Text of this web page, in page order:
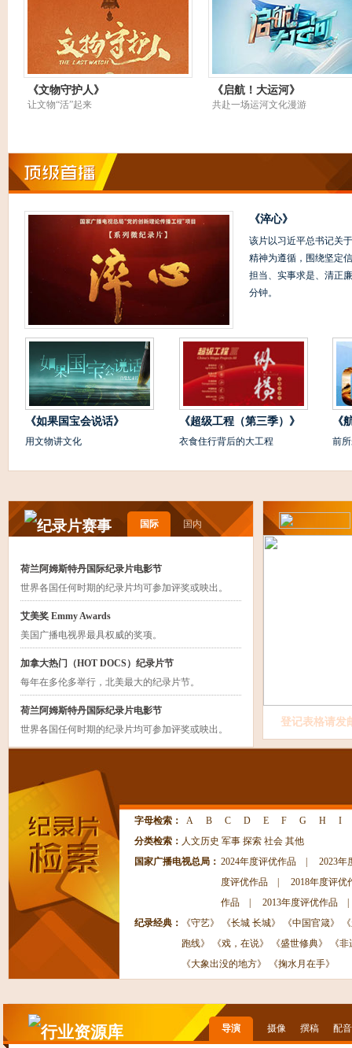
《文物守护人》
让文物“活”起来
《启航！大运河》
共赴一场运河文化漫游
《淬心》
该片以习近平总书记关
精神为遵循，围绕坚定
担当、实事求是、清正
分钟。
《如果国宝会说话》
用文物讲文化
《超级工程（第三季）》
衣食住行背后的大工程
《
前
国际 国内
荷兰阿姆斯特丹国际纪录片电影节
世界各国任何时期的纪录片均可参加评奖或映出。
艾美奖 Emmy Awards
美国广播电视界最具权威的奖项。
加拿大热门（HOT DOCS）纪录片节
每年在多伦多举行，北美最大的纪录片节。
荷兰阿姆斯特丹国际纪录片电影节
世界各国任何时期的纪录片均可参加评奖或映出。
登记表格请发
字母检索： A B C D E F G H
I
分类检索： 人文历史 军事 探索 社会 其他
国家广播电视总局： 2024年度评优作品
2023年
度评优作品
2018年度评优
作品
2013年度评优作品
纪录经典：
《守艺》 《长城 长城》 《中国官箴》
跑线》
《戏，在说》 《盛世修典》
《
《大象出没的地方》
《掬水月在手》
导演 摄像 撰稿 配音